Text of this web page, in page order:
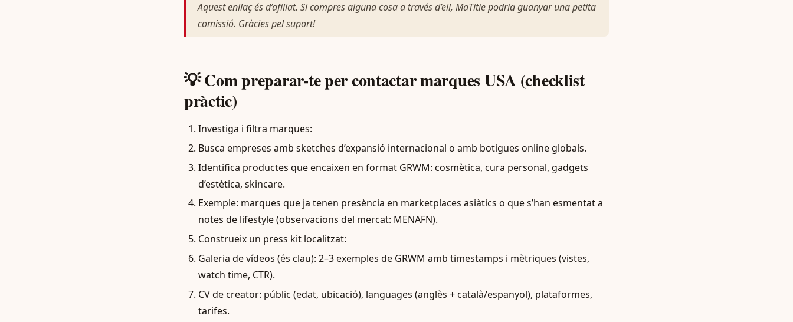
Aquest enllaç és d’afiliat. Si compres alguna cosa a través d’ell, MaTitie podria guanyar una petita
comissió. Gràcies pel suport!
💡 Com preparar-te per contactar marques USA (checklist
pràctic)
Investiga i filtra marques:
Busca empreses amb sketches d’expansió internacional o amb botigues online globals.
Identifica productes que encaixen en format GRWM: cosmètica, cura personal, gadgets
d’estètica, skincare.
Exemple: marques que ja tenen presència en marketplaces asiàtics o que s’han esmentat a
notes de lifestyle (observacions del mercat: MENAFN).
Construeix un press kit localitzat:
Galeria de vídeos (és clau): 2–3 exemples de GRWM amb timestamps i mètriques (vistes,
watch time, CTR).
CV de creator: públic (edat, ubicació), languages (anglès + català/espanyol), plataformes,
tarifes.